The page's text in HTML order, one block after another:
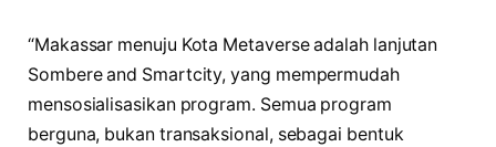
“Makassar menuju Kota Metaverse adalah lanjutan
Sombere and Smartcity, yang mempermudah
mensosialisasikan program. Semua program
berguna, bukan transaksional, sebagai bentuk